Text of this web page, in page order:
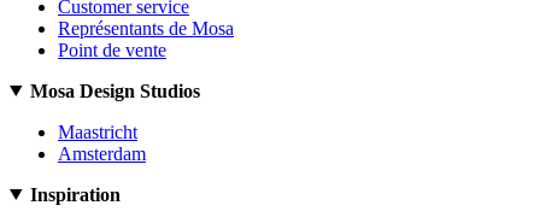
Customer service
Représentants de Mosa
Point de vente
Mosa Design Studios
Maastricht
Amsterdam
Inspiration